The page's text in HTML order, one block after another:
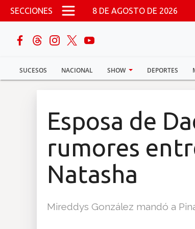
Pasar al contenido principal
SECCIONES 8 DE AGOSTO DE 2026
SUCESOS NACIONAL SHOW DEPORTES
buscar
Sucesos
Esposa de
rumores
Natasha
Mireddys González mandó a